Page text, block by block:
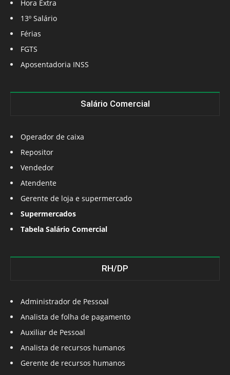
Hora Extra
13º Salário
Férias
FGTS
Aposentadoria INSS
Salário Comercial
Operador de caixa
Repositor
Vendedor
Atendente
Gerente de loja e supermercado
Supermercados
Tabela Salário Comercial
RH/DP
Administrador de Pessoal
Analista de folha de pagamento
Auxiliar de Pessoal
Analista de recursos humanos
Gerente de recursos humanos